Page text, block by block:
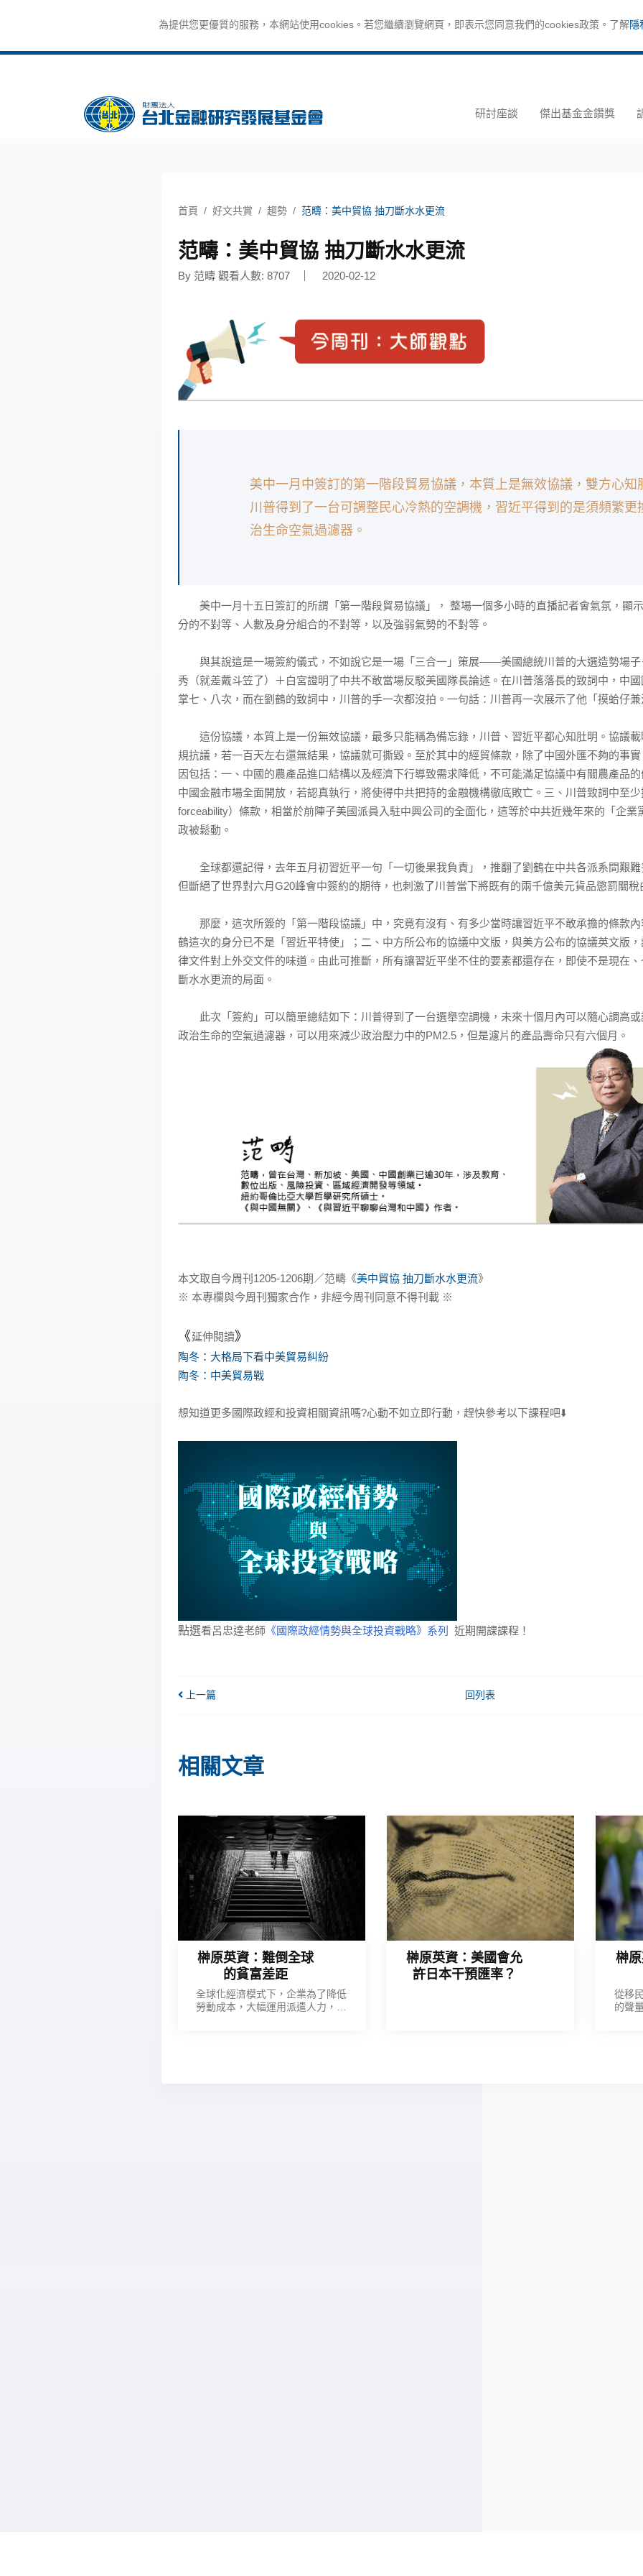
為提供您更優質的服務，本網站使用cookies。若您繼續瀏覽網頁，即表示您同意我們的cookies政策。了解隱
研討座談 傑出基金金鑽獎
首頁 好文共賞 趨勢 范疇：美中貿協 抽刀斷水水更流
范疇：美中貿協 抽刀斷水水更流
By 范疇 觀看人數: 8707 2020-02-12
美中一月中簽訂的第一階段貿易協議，本質上是無效協議，雙方心知
川普得到了一台可調整民心冷熱的空調機，習近平得到的是須頻繁更
治生命空氣過濾器。
美中一月十五日簽訂的所謂「第一階段貿易協議」， 整場一個多小時的直播記者會氣氛，顯
分的不對等、人數及身分組合的不對等，以及強弱氣勢的不對等。
與其說這是一場簽約儀式，不如說它是一場「三合一」策展——美國總統川普的大選造勢場子
秀（就差戴斗笠了）＋白宮證明了中共不敢當場反駁美國隊長論述。在川普落落長的致詞中，中
掌七、八次，而在劉鶴的致詞中，川普的手一次都沒拍。一句話：川普再一次展示了他「摸蛤仔
這份協議，本質上是一份無效協議，最多只能稱為備忘錄，川普、習近平都心知肚明。協議載
規抗議，若一百天左右還無結果，協議就可撕毀。至於其中的經貿條款，除了中國外匯不夠的事
因包括：一、中國的農產品進口結構以及經濟下行導致需求降低，不可能滿足協議中有關農產品
中國金融市場全面開放，若認真執行，將使得中共把持的金融機構徹底敗亡。三、川普致詞中至
forceability）條款，相當於前陣子美國派員入駐中興公司的全面化，這等於中共近幾年來的「企業
政被鬆動。
全球都還記得，去年五月初習近平一句「一切後果我負責」，推翻了劉鶴在中共各派系間艱難
但斷絕了世界對六月G20峰會中簽約的期待，也刺激了川普當下將既有的兩千億美元貨品懲罰關
那麼，這次所簽的「第一階段協議」中，究竟有沒有、有多少當時讓習近平不敢承擔的條款內
鶴這次的身分已不是「習近平特使」；二、中方所公布的協議中文版，與美方公布的協議英文版
律文件對上外交文件的味道。由此可推斷，所有讓習近平坐不住的要素都還存在，即使不是現在
斷水水更流的局面。
此次「簽約」可以簡單總結如下：川普得到了一台選舉空調機，未來十個月內可以隨心調高或
政治生命的空氣過濾器，可以用來減少政治壓力中的PM2.5，但是濾片的產品壽命只有六個月。
本文取自今周刊1205-1206期／范疇《美中貿協 抽刀斷水水更流》
※ 本專欄與今周刊獨家合作，非經今周刊同意不得刊載 ※
《延伸閱讀》
陶冬：大格局下看中美貿易糾紛
陶冬：中美貿易戰
想知道更多國際政經和投資相關資訊嗎?心動不如立即行動，趕快參考以下課程吧⬇️
點選看呂忠達老師《國際政經情勢與全球投資戰略》系列 近期開課課程！
上一篇 回列表
相關文章
榊原英資：難倒全球
的貧富差距
全球化經濟模式下，企業為了降低
勞動成本，大幅運用派遣人力，也
榊原英資：美國會允
許日本干預匯率？
榊
從移
的聲